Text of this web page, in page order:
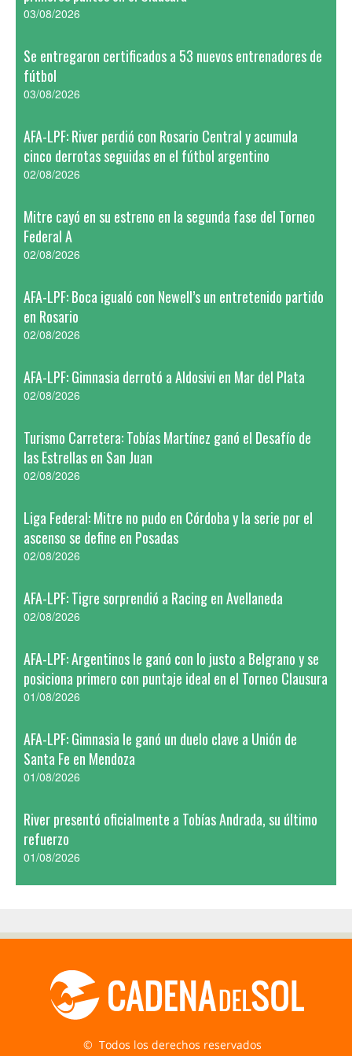
03/08/2026
Se entregaron certificados a 53 nuevos entrenadores de
fútbol
03/08/2026
AFA-LPF: River perdió con Rosario Central y acumula
cinco derrotas seguidas en el fútbol argentino
02/08/2026
Mitre cayó en su estreno en la segunda fase del Torneo
Federal A
02/08/2026
AFA-LPF: Boca igualó con Newell’s un entretenido partido
en Rosario
02/08/2026
AFA-LPF: Gimnasia derrotó a Aldosivi en Mar del Plata
02/08/2026
Turismo Carretera: Tobías Martínez ganó el Desafío de
las Estrellas en San Juan
02/08/2026
Liga Federal: Mitre no pudo en Córdoba y la serie por el
ascenso se define en Posadas
02/08/2026
AFA-LPF: Tigre sorprendió a Racing en Avellaneda
02/08/2026
AFA-LPF: Argentinos le ganó con lo justo a Belgrano y se
posiciona primero con puntaje ideal en el Torneo Clausura
01/08/2026
AFA-LPF: Gimnasia le ganó un duelo clave a Unión de
Santa Fe en Mendoza
01/08/2026
River presentó oficialmente a Tobías Andrada, su último
refuerzo
01/08/2026